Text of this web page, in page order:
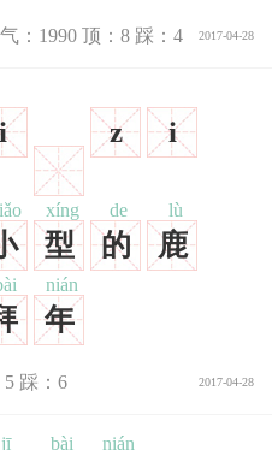
2017-04-28
： 1990 顶： 8 踩： 4
z i
型
xíng
的
de
鹿
lù
年
nián
2017-04-28
5 踩： 6
jī bài nián